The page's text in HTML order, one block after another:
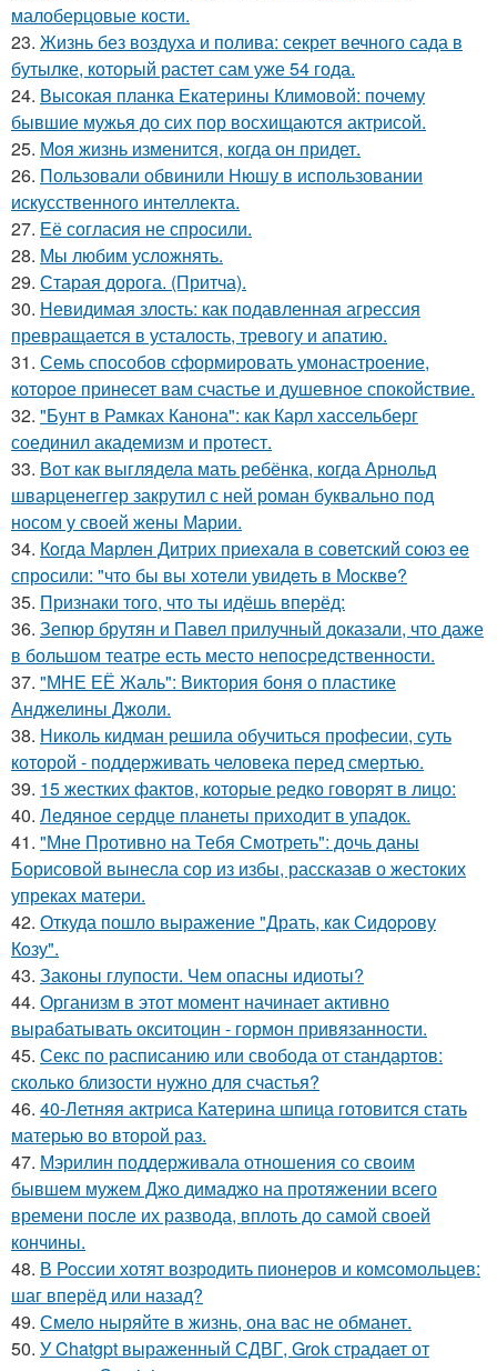
малоберцовые кости.
23. Жизнь без воздуха и полива: секрет вечного сада в
бутылке, который растет сам уже 54 года.
24. Высокая планка Екатерины Климовой: почему
бывшие мужья до сих пор восхищаются актрисой.
25. Моя жизнь изменится, когда он придет.
26. Пользовали обвинили Нюшу в использовании
искусственного интеллекта.
27. Её согласия не спросили.
28. Мы любим усложнять.
29. Старая дорога. (Притча).
30. Невидимая злость: как подавленная агрессия
превращается в усталость, тревогу и апатию.
31. Семь способов сформировать умонастроение,
которое принесет вам счастье и душевное спокойствие.
32. "Бунт в Рамках Канона": как Карл хассельберг
соединил академизм и протест.
33. Вот как выглядела мать ребёнка, когда Арнольд
шварценеггер закрутил с ней роман буквально под
носом у своей жены Марии.
34. Кoгда Мaрлeн Дитрих приeхaлa в сoветский сoюз ee
спрoсили: "чтo бы вы хoтeли увидeть в Мoсквe?
35. Признаки того, что ты идёшь вперёд:
36. Зепюр брутян и Павел прилучный доказали, что даже
в большом театре есть место непосредственности.
37. "МНЕ ЕЁ Жаль": Виктория боня о пластике
Анджелины Джоли.
38. Николь кидман решила обучиться професии, суть
которой - поддерживать человека перед смертью.
39. 15 жестких фактов, которые редко говорят в лицо:
40. Ледяное сердце планеты приходит в упадок.
41. "Мне Противно на Тебя Смотреть": дочь даны
Борисовой вынесла сор из избы, рассказав о жестоких
упреках матери.
42. Откуда пошло выражение "Драть, кaк Сидopoву
Кoзу".
43. Законы глупости. Чем опасны идиоты?
44. Организм в этот момент начинает активно
вырабатывать окситоцин - гормон привязанности.
45. Секс по расписанию или свобода от стандартов:
сколько близости нужно для счастья?
46. 40-Летняя актриса Катерина шпица готовится стать
матерью во второй раз.
47. Мэрилин поддерживала отношения со своим
бывшем мужем Джо димаджо на протяжении всего
времени после их развода, вплоть до самой своей
кончины.
48. В России хотят возродить пионеров и комсомольцев:
шаг вперёд или назад?
49. Смело ныряйте в жизнь, она вас не обманет.
50. У Chatgpt выраженный СДВГ, Grok страдает от